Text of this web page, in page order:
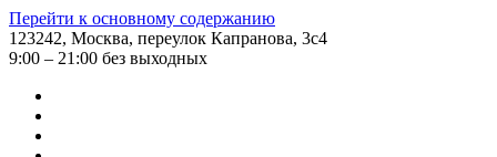
Перейти к основному содержанию
123242, Москва, переулок Капранова, 3с4
9:00 – 21:00 без выходных